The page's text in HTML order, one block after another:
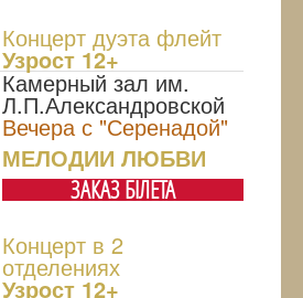
Концерт дуэта флейт
Узрoст 12+
Камерный зал им.
Л.П.Александровской
Вечера с "Серенадой"
МЕЛОДИИ ЛЮБВИ
ЗАКАЗ БIЛЕТА
Концерт в 2
отделениях
Узрoст 12+